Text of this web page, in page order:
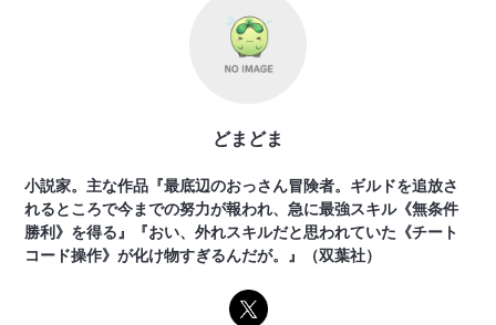
どまどま
小説家。主な作品『最底辺のおっさん冒険者。ギルドを追放さ
れるところで今までの努力が報われ、急に最強スキル《無条件
勝利》を得る』『おい、外れスキルだと思われていた《チート
コード操作》が化け物すぎるんだが。』（双葉社）